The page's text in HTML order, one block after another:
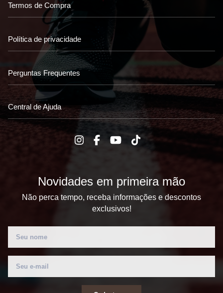
Termos de Compra
Política de privacidade
Perguntas Frequentes
Central de Ajuda
Novidades em primeira mão
Não perca tempo, receba informações e descontos
exclusivos!